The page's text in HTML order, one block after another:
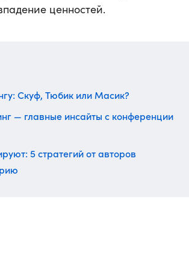
ценностей.
Скуф, Тюбик или Масик?
— главные инсайты с конференции
5 стратегий от авторов